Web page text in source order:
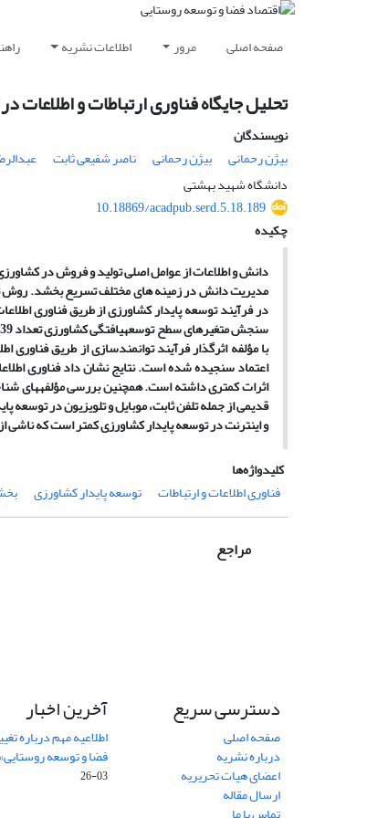
صفحه اصلی مرور اطلاعات نشریه
تحلیل جایگاه فناوری ارتباطات و
نویسندگان
بیژن رحمانی
بیژن رحمانی ناصر شفیعی ثابت
دانشگاه شهید بهشتی
10.18869/acadpub.serd.5.18.189
چکیده
دانش و اطلاعات از عوامل اصلی تولید و فروش در
در فرآیند توسعه پایدار کشاورزی از طریق فناوری
اعتماد سنجیده شده است. نتایج نشان داد فناوری
اثرات کمتری داشته است. همچنین بررسی مؤلفه­های
قدیمی از جمله تلفن ثابت، موبایل و تلویزیون در توسعه
و اینترنت در توسعه پایدار کشاورزی کمتر است که ناشی
کلیدواژه‌ها
فناوری اطلاعات و ارتباطات
توسعه پایدار کشاورزی
مراجع
دسترسی سریع
صفحه اصلی
درباره نشریه
اعضای هیات تحریریه
ارسال مقاله
آخرین اخبار
اطلاعیه مهم درباره
فضا و توسعه
03-26